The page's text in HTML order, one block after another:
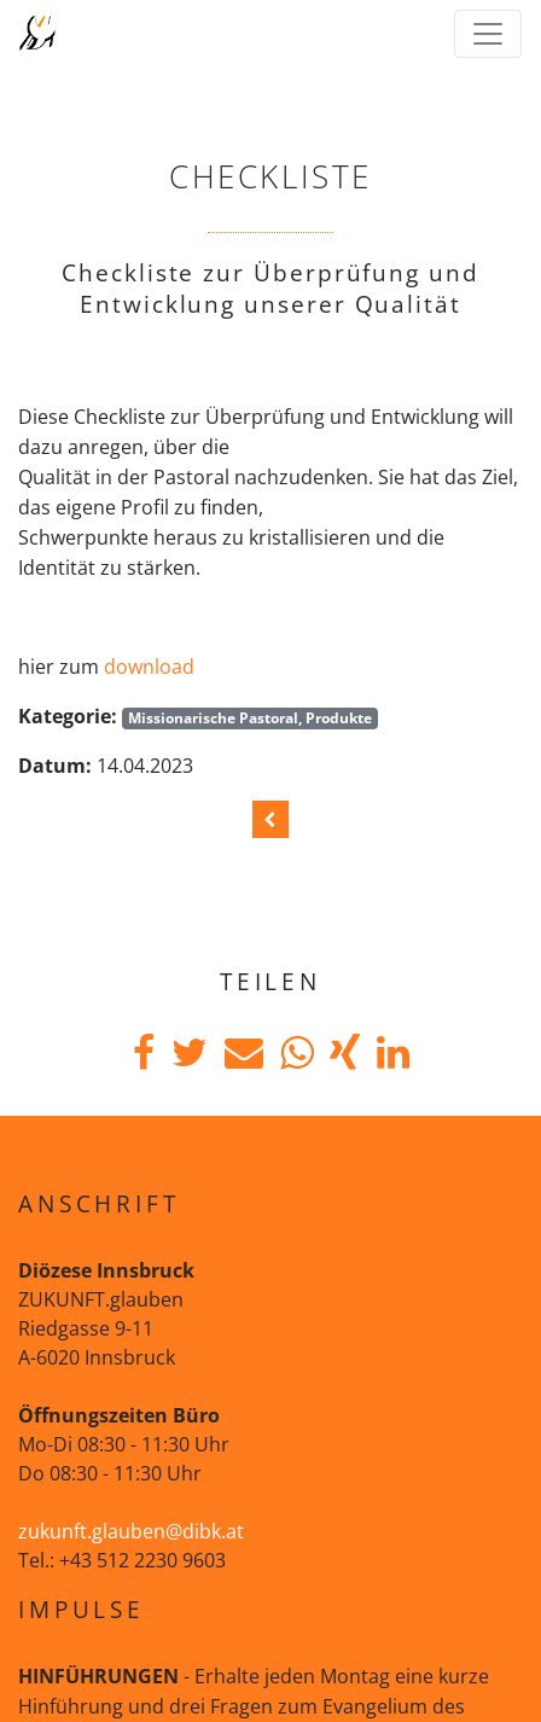
CHECKLISTE
Checkliste zur Überprüfung und
Entwicklung unserer Qualität
Diese Checkliste zur Überprüfung und Entwicklung will
dazu anregen, über die
Qualität in der Pastoral nachzudenken. Sie hat das Ziel,
das eigene Profil zu finden,
Schwerpunkte heraus zu kristallisieren und die
Identität zu stärken.
hier zum download
Kategorie:
Missionarische Pastoral, Produkte
Datum: 14.04.2023
TEILEN
ANSCHRIFT
Diözese Innsbruck
ZUKUNFT.glauben
Riedgasse 9-11
A-6020 Innsbruck
Öffnungszeiten Büro
Mo-Di 08:30 - 11:30 Uhr
Do 08:30 - 11:30 Uhr
zukunft.glauben@dibk.at
Tel.: +43 512 2230 9603
IMPULSE
HINFÜHRUNGEN - Erhalte jeden Montag eine kurze
Hinführung und drei Fragen zum Evangelium des